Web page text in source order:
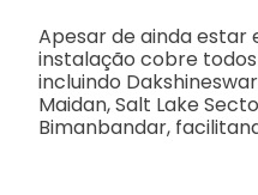
Apesar de ainda estar
instalação cobre
incluindo
Maidan, Salt Lake
Bimanbandar,